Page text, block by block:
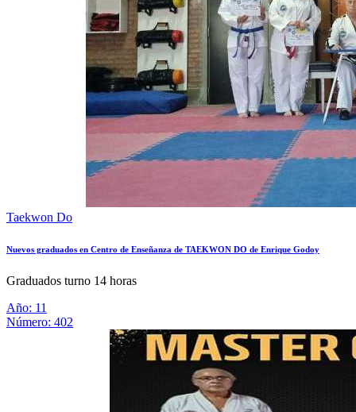
Taekwon Do
Nuevos graduados en Centro de Enseñanza de TAEKWON DO de Enrique Godoy
Graduados turno 14 horas
Año: 11
Número: 402